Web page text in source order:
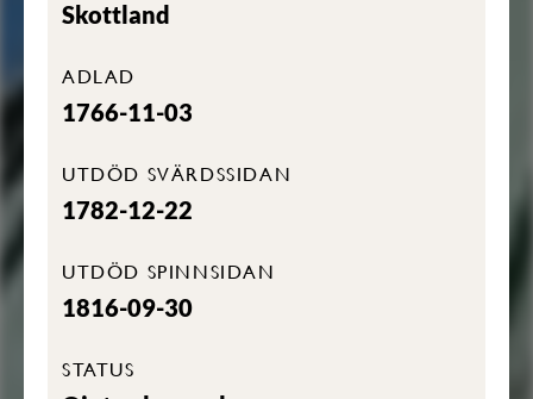
Skottland
ADLAD
1766-11-03
UTDÖD SVÄRDSSIDAN
1782-12-22
UTDÖD SPINNSIDAN
1816-09-30
STATUS